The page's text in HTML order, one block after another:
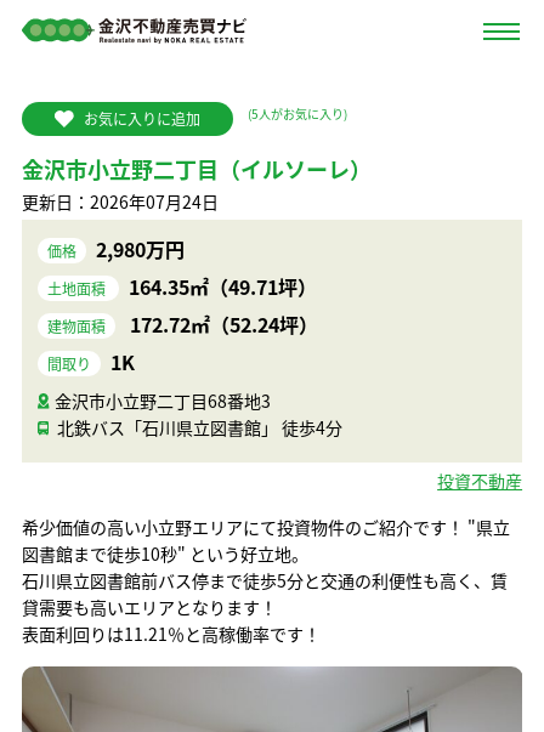
金沢市小立野二丁目（イルソーレ）
お気に入りに追加 (5人がお気に入り)
更新日：2026年07月24日
価格 2,980万円
土地面積 164.35㎡（49.71坪）
建物面積 172.72㎡（52.24坪）
間取り 1K
金沢市小立野二丁目68番地3
北鉄バス「石川県立図書館」 徒歩4分
投資不動産
希少価値の高い小立野エリアにて投資物件のご紹介です！ "県立
図書館まで徒歩10秒" という好立地。
石川県立図書館前バス停まで徒歩5分と交通の利便性も高く、賃
貸需要も高いエリアとなります！
表面利回りは11.21％と高稼働率です！